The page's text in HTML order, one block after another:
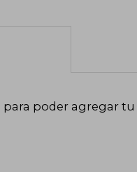
para poder agregar